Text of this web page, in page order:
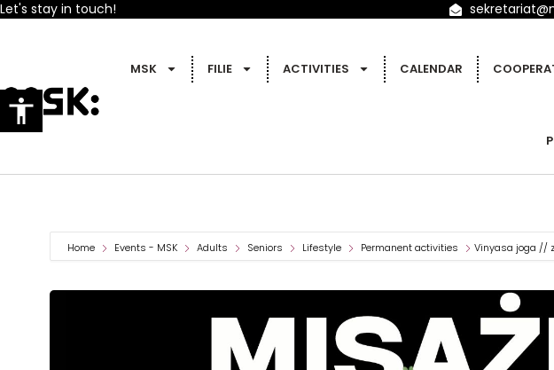
Let's stay in touch!
MSK FILIE ACTIVITIES CALENDAR
Home Events - MSK Adults Seniors Lifestyle Permanent activities Vinyasa joga //